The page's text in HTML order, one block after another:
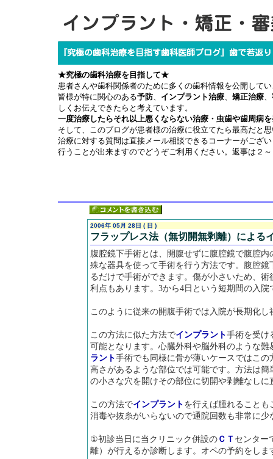
★究極の歯科治療を目指して★
患者さんや歯科関係者のために多くの歯科情報を公開して
皆様が特に関心のある予防、 インプラント治療、 矯正治療、
しくお伝えできたらと考えています。
一度治療したらそれ以上悪くならない治療・虫歯や歯周病
そして、このブログが患者様の治療に役立てたら最高だと
治療に対する質問は直接メール相談できるコーナーがござ
行うことが出来ますのでどうぞご利用ください。返事は２
2006年 05月 28日 ( 日 )
フラップレス法（無切開無剥離）による
腹腔鏡下手術とは、開腹せずに腹腔鏡で腹腔
殊な器具を使って手術を行う方法です。腹腔
るだけで手術ができます。傷が小さいため、
利点もあります。3から4日という短期間の入
このように従来の開腹手術では入院が長期化
この方法に似た方法でインプラント手術を受け
可能となります。心臓外科や脳外科のような
ラント手術でも同様に骨が薄いケースではこ
高さがあるような部位では可能です。方法は簡
の小さな穴を開けその部位に切開や剥離なしに
この方法でインプラント を行えば腫れること
消毒や抜糸がいらないので通院回数も非常に少
①初診当日に当クリニック併設の ＣＴ センター
離）が行えるか診断します。オペの予約をしま